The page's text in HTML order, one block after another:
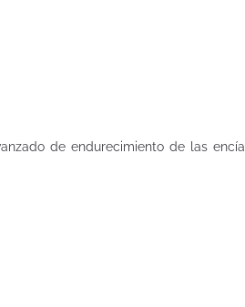
de endurecimiento de las